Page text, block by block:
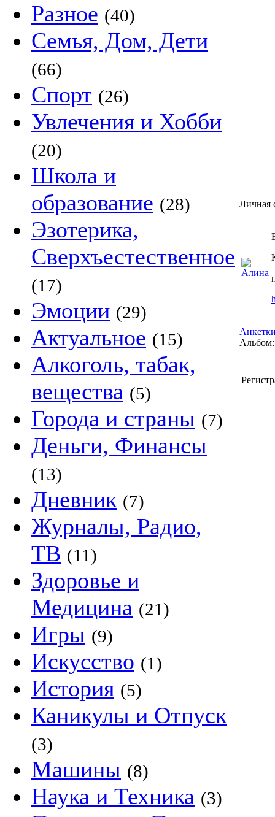
Разное (40)
Семья, Дом, Дети
(66)
Спорт (26)
Увлечения и Хобби
(20)
Школа и
образование (28)
Эзотерика,
Сверхъестественное
(17)
Эмоции (29)
Актуальное (15)
Алкоголь, табак,
вещества (5)
Города и страны (7)
Деньги, Финансы
(13)
Дневник (7)
Журналы, Радио,
ТВ (11)
Здоровье и
Медицина (21)
Игры (9)
Искусство (1)
История (5)
Каникулы и Отпуск
(3)
Машины (8)
Наука и Техника (3)
Личная